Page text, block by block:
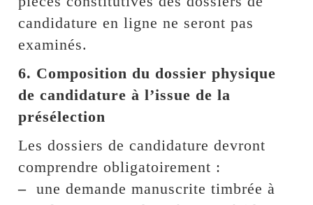
candidature en ligne ne seront pas
examinés.
6. Composition du dossier physique
de candidature à l’issue de la
présélection
Les dossiers de candidature devront
comprendre obligatoirement :
– une demande manuscrite timbrée à